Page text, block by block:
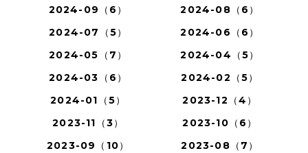
2024-09（6）
2024-08（6）
2024-07（5）
2024-06（6）
2024-05（7）
2024-04（5）
2024-03（6）
2024-02（5）
2024-01（5）
2023-12（4）
2023-11（3）
2023-10（6）
2023-09（10）
2023-08（7）